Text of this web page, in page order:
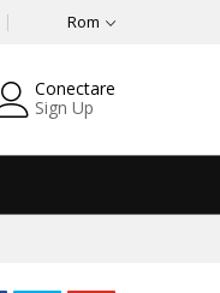
Rom
Conectare
Sign Up